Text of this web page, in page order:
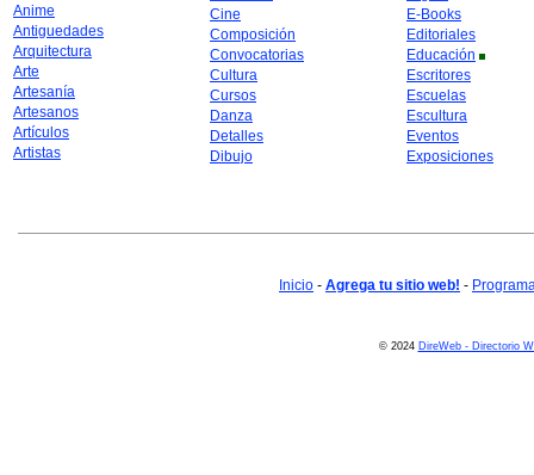
Anime
Antiguedades
Arquitectura
Arte
Artesanía
Artesanos
Artículos
Artistas
Cine
Composición
Convocatorias
Cultura
Cursos
Danza
Detalles
Dibujo
E-Books
Editoriales
Educación
Escritores
Escuelas
Escultura
Eventos
Exposiciones
Inicio - Agrega tu sitio web! -
© 2024 DireWeb - Directorio